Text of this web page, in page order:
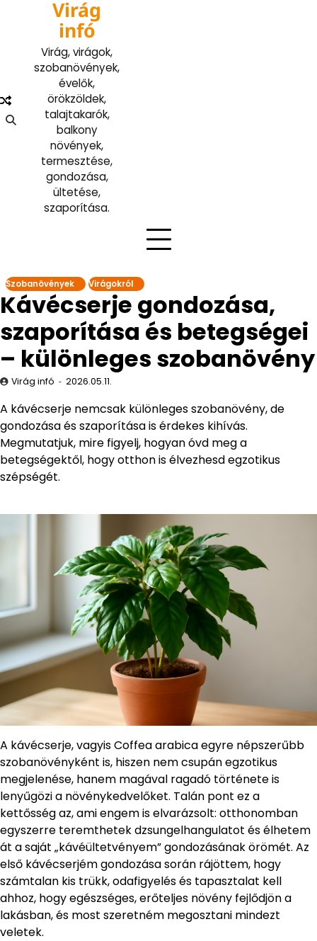
Virág
infó
Virág, virágok,
szobanövények,
évelők,
örökzöldek,
talajtakarók,
balkony
növények,
termesztése,
gondozása,
ültetése,
szaporítása.
Szobanövények Virágokról
Kávécserje gondozása,
szaporítása és betegségei
– különleges szobanövény
Virág infó 2026.05.11.
A kávécserje nemcsak különleges szobanövény, de
gondozása és szaporítása is érdekes kihívás.
Megmutatjuk, mire figyelj, hogyan óvd meg a
betegségektől, hogy otthon is élvezhesd egzotikus
szépségét.
A kávécserje, vagyis Coffea arabica egyre népszerűbb
szobanövényként is, hiszen nem csupán egzotikus
megjelenése, hanem magával ragadó története is
lenyűgözi a növénykedvelőket. Talán pont ez a
kettősség az, ami engem is elvarázsolt: otthonomban
egyszerre teremthetek dzsungelhangulatot és élhetem
át a saját „kávéültetvényem” gondozásának örömét. Az
első kávécserjém gondozása során rájöttem, hogy
számtalan kis trükk, odafigyelés és tapasztalat kell
ahhoz, hogy egészséges, erőteljes növény fejlődjön a
lakásban, és most szeretném megosztani mindezt
veletek.